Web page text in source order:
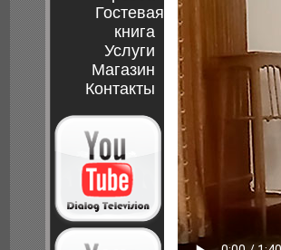
Гостевая
книга
Услуги
Магазин
Контакты